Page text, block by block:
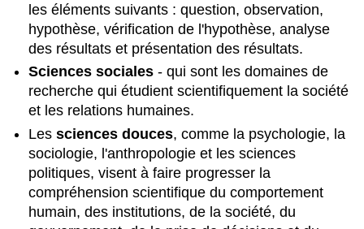
les éléments suivants : question, observation,
hypothèse, vérification de l'hypothèse, analyse
des résultats et présentation des résultats.
Sciences sociales - qui sont les domaines de
recherche qui étudient scientifiquement la société
et les relations humaines.
Lessciences douces, comme la psychologie, la
sociologie, l'anthropologie et les sciences
politiques, visent à faire progresser la
compréhension scientifique du comportement
humain, des institutions, de la société, du